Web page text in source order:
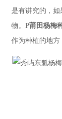
是有讲究的，
物。P莆田杨梅
作为种植的地方